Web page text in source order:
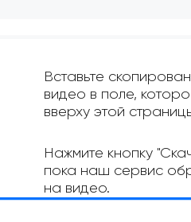
Вставьте
видео в поле,
вверху этой
Нажмите кнопку
пока наш сервис
на видео.